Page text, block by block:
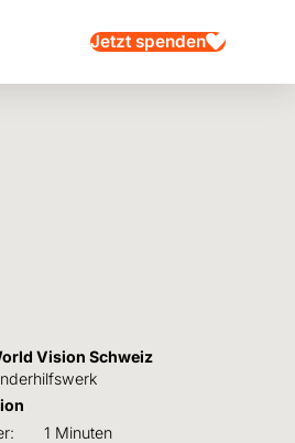
Jetzt spenden
Vision Schweiz
1 Minuten